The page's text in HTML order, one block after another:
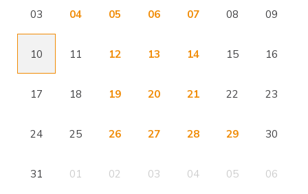
03 04 05 06 07 08 09
10 11 12 13 14 15 16
17 18 19 20 21 22 23
24 25 26 27 28 29 30
31 01 02 03 04 05 06